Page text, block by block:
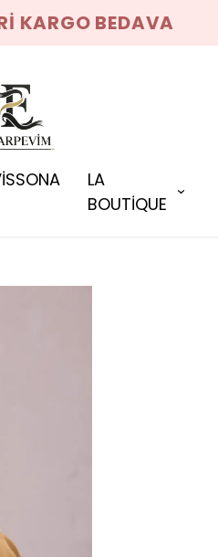
KARGO BEDAVA
LA
BOUTİQUE